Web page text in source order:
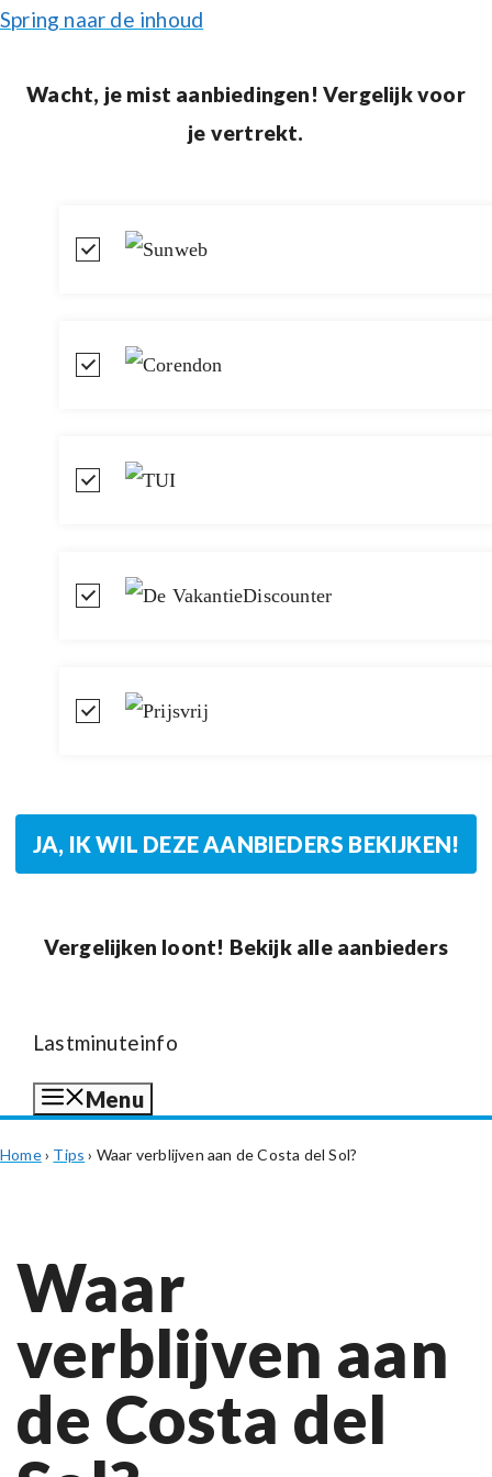
Spring naar de inhoud
Wacht, je mist aanbiedingen! Vergelijk voor
je vertrekt.
Vergelijken loont! Bekijk alle aanbieders
Lastminuteinfo
Menu
Home› Tips › Waar verblijven aan de Costa del Sol?
Waar
verblijven aan
de Costa del